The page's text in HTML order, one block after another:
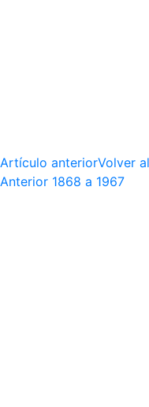
Artículo anteriorVolver
Anterior 1868 a 1967